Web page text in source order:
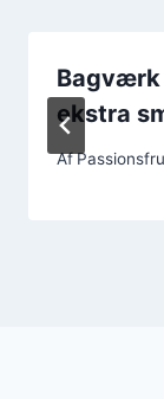
Bagværk
ekstra
Af